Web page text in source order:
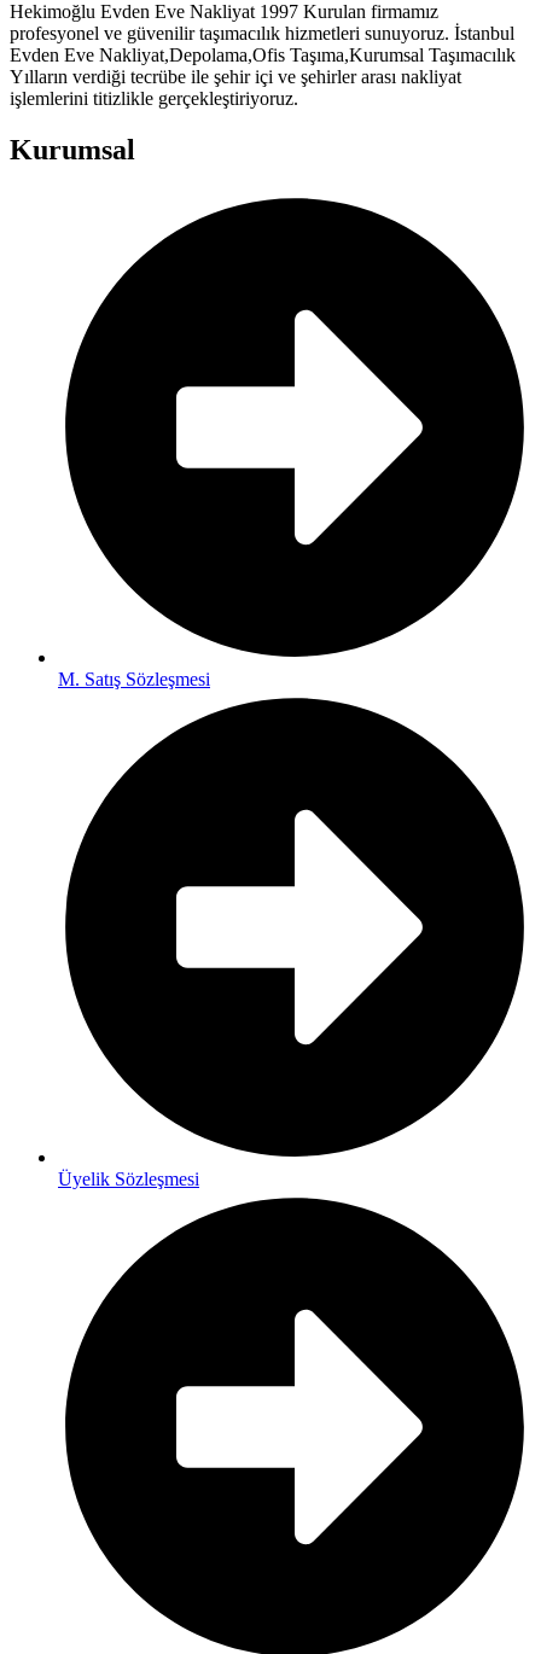
Hekimoğlu Evden Eve Nakliyat 1997 Kurulan firmamız
profesyonel ve güvenilir taşımacılık hizmetleri sunuyoruz. İstanbul
Evden Eve Nakliyat,Depolama,Ofis Taşıma,Kurumsal Taşımacılık
Yılların verdiği tecrübe ile şehir içi ve şehirler arası nakliyat
işlemlerini titizlikle gerçekleştiriyoruz.
Kurumsal
M. Satış Sözleşmesi
Üyelik Sözleşmesi